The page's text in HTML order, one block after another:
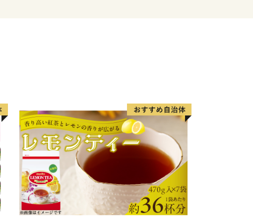
情報保護に万全を期します。
まして】
皆様からいただいた寄付金の一部につきま
さとづくり寄付金事業にかかる一部経費に充
のでご理解のほどよろしくお願いいたしま